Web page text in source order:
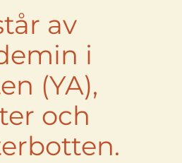
av
i
(YA),
och